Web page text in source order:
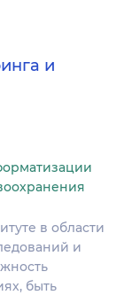
и
в области
и
быть